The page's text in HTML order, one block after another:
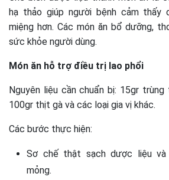
hạ thảo giúp người bệnh cảm thấy
miệng hơn. Các món ăn bổ dưỡng,
sức khỏe người dùng.
Món ăn hỗ trợ điều trị lao phổi
Nguyên liệu cần chuẩn bị: 15gr
100gr thịt gà và các loại gia vị khác.
Các bước thực hiện:
Sơ chế thật sạch dược liệu
mỏng.